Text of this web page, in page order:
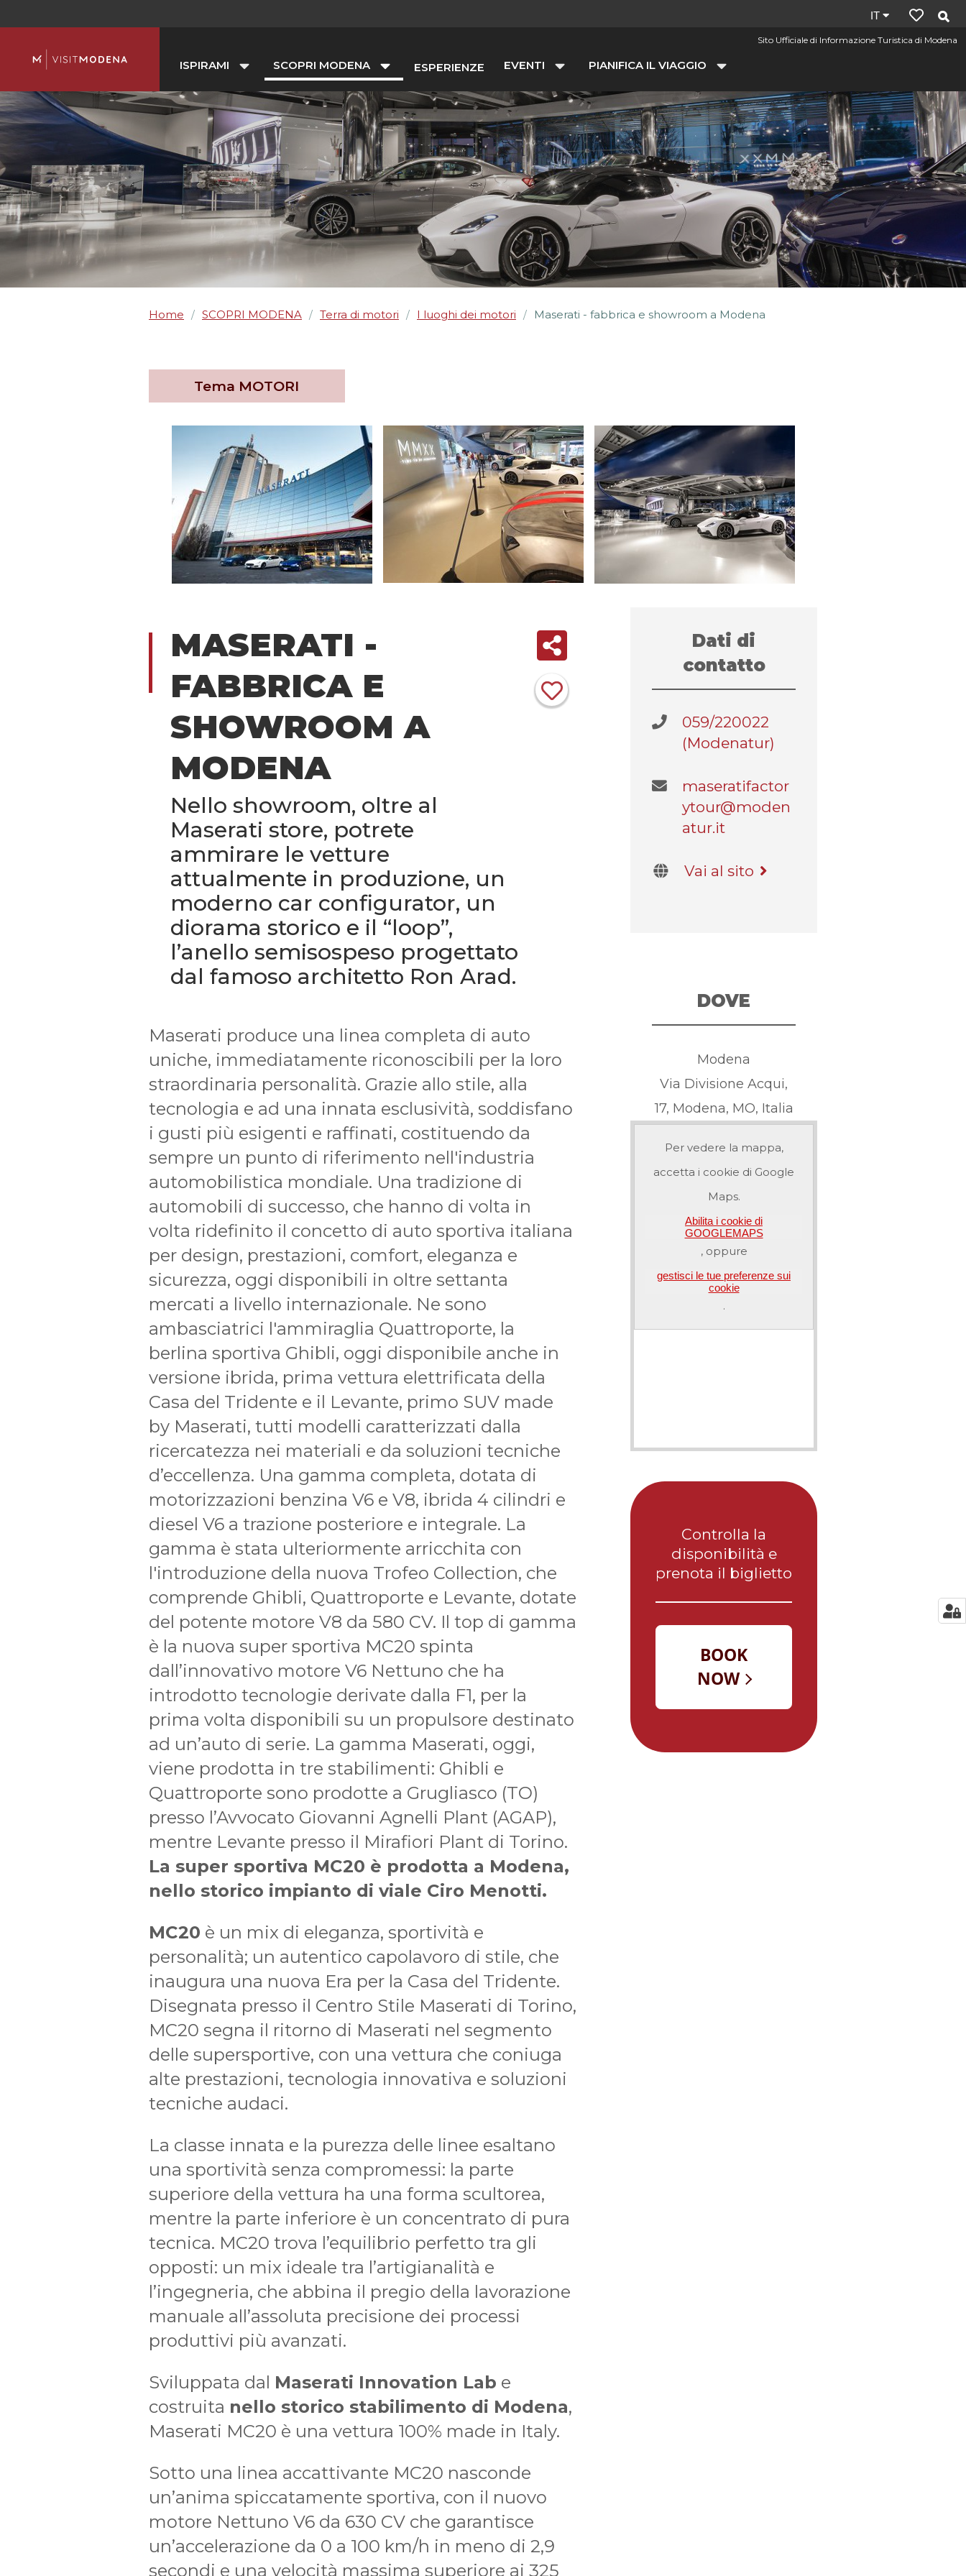
Sito Ufficiale di Informazione Turistica di Modena
ISPIRAMI SCOPRI MODENA ESPERIENZE EVENTI PIANIFICA IL VIAGGIO
Lingua
del
IT
Home / SCOPRI MODENA / Terra di motori / I luoghi dei motori / Maserati - fabbrica e showroom a Modena
Tema MOTORI
MASERATI -
FABBRICA E
SHOWROOM A
MODENA
Nello showroom, oltre al
Maserati store, potrete
ammirare le vetture
attualmente in produzione, un
moderno car configurator, un
diorama storico e il “loop”,
l’anello semisospeso progettato
dal famoso architetto Ron Arad.
Maserati produce una linea completa di auto
uniche, immediatamente riconoscibili per la loro
straordinaria personalità. Grazie allo stile, alla
tecnologia e ad una innata esclusività, soddisfano
i gusti più esigenti e raffinati, costituendo da
sempre un punto di riferimento nell'industria
automobilistica mondiale. Una tradizione di
automobili di successo, che hanno di volta in
volta ridefinito il concetto di auto sportiva italiana
per design, prestazioni, comfort, eleganza e
sicurezza, oggi disponibili in oltre settanta
mercati a livello internazionale. Ne sono
ambasciatrici l'ammiraglia Quattroporte, la
berlina sportiva Ghibli, oggi disponibile anche in
versione ibrida, prima vettura elettrificata della
Casa del Tridente e il Levante, primo SUV made
by Maserati, tutti modelli caratterizzati dalla
ricercatezza nei materiali e da soluzioni tecniche
d’eccellenza. Una gamma completa, dotata di
motorizzazioni benzina V6 e V8, ibrida 4 cilindri e
diesel V6 a trazione posteriore e integrale. La
gamma è stata ulteriormente arricchita con
l'introduzione della nuova Trofeo Collection, che
comprende Ghibli, Quattroporte e Levante, dotate
del potente motore V8 da 580 CV. Il top di gamma
è la nuova super sportiva MC20 spinta
dall’innovativo motore V6 Nettuno che ha
introdotto tecnologie derivate dalla F1, per la
prima volta disponibili su un propulsore destinato
ad un’auto di serie. La gamma Maserati, oggi,
viene prodotta in tre stabilimenti: Ghibli e
Quattroporte sono prodotte a Grugliasco (TO)
presso l’Avvocato Giovanni Agnelli Plant (AGAP),
mentre Levante presso il Mirafiori Plant di Torino.
La super sportiva MC20 è prodotta a Modena,
nello storico impianto di viale Ciro Menotti.
MC20 è un mix di eleganza, sportività e
personalità; un autentico capolavoro di stile, che
inaugura una nuova Era per la Casa del Tridente.
Disegnata presso il Centro Stile Maserati di Torino,
MC20 segna il ritorno di Maserati nel segmento
delle supersportive, con una vettura che coniuga
alte prestazioni, tecnologia innovativa e soluzioni
tecniche audaci.
La classe innata e la purezza delle linee esaltano
una sportività senza compromessi: la parte
superiore della vettura ha una forma scultorea,
mentre la parte inferiore è un concentrato di pura
tecnica. MC20 trova l’equilibrio perfetto tra gli
opposti: un mix ideale tra l’artigianalità e
l’ingegneria, che abbina il pregio della lavorazione
manuale all’assoluta precisione dei processi
produttivi più avanzati.
Sviluppata dal Maserati Innovation Lab e
costruita nello storico stabilimento di Modena,
Maserati MC20 è una vettura 100% made in Italy.
Sotto una linea accattivante MC20 nasconde
un’anima spiccatamente sportiva, con il nuovo
motore Nettuno V6 da 630 CV che garantisce
un’accelerazione da 0 a 100 km/h in meno di 2,9
secondi e una velocità massima superiore ai 325
Dati di
contatto
059/220022
(Modenatur)
maseratifactor
ytour@moden
atur.it​
Vai al sito
DOVE
Modena
Via Divisione Acqui,
17, Modena, MO, Italia
Per vedere la mappa,
accetta i cookie di Google
Maps.
Abilita i cookie di
GOOGLEMAPS
, oppure
gestisci le tue preferenze sui
cookie
.
Controlla la
disponibilità e
prenota il biglietto